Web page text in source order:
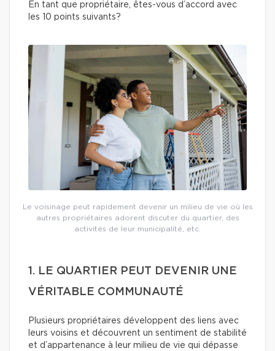
En tant que propriétaire, êtes-vous d’accord avec
les 10 points suivants?
Le voisinage peut rapidement devenir un milieu de vie où les
autres propriétaires adorent discuter du quartier, des
activités de leur municipalité, etc.
1. LE QUARTIER PEUT DEVENIR UNE
VÉRITABLE COMMUNAUTÉ
Plusieurs propriétaires développent des liens avec
leurs voisins et découvrent un sentiment de stabilité
et d’appartenance à leur milieu de vie qui dépasse